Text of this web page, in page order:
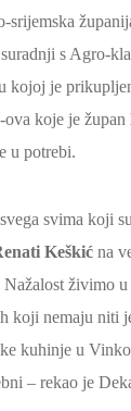
srijemska
s Agro-
kojoj je
koje je župan
u potrebi.
svima koji
Keškić na
živimo
koji nemaju niti
kuhinje u
– rekao je